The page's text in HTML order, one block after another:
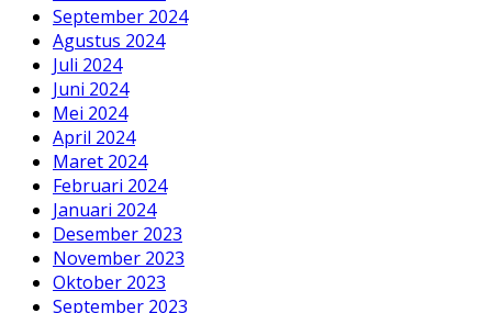
September 2024
Agustus 2024
Juli 2024
Juni 2024
Mei 2024
April 2024
Maret 2024
Februari 2024
Januari 2024
Desember 2023
November 2023
Oktober 2023
September 2023